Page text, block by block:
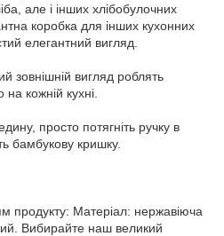
але і інших хлібобулочних
коробка для інших кухонних
елегантний вигляд.
зовнішній вигляд роблять
кожній кухні.
просто потягніть ручку в
бамбукову кришку.
продукту: Матеріал: нержавіюча
Вибирайте наш великий